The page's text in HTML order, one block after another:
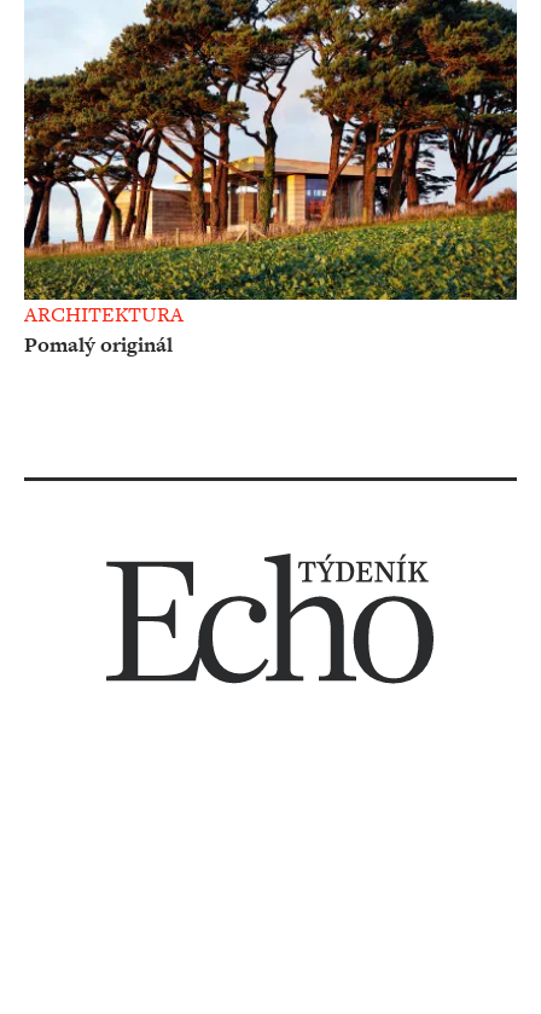
ARCHITEKTURA
Pomalý originál